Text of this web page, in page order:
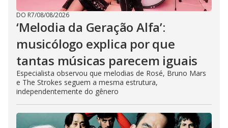
DO R7/08/08/2026
‘Melodia da Geração Alfa’:
musicólogo explica por que
tantas músicas parecem iguais
Especialista observou que melodias de Rosé, Bruno Mars
e The Strokes seguem a mesma estrutura,
independentemente do gênero